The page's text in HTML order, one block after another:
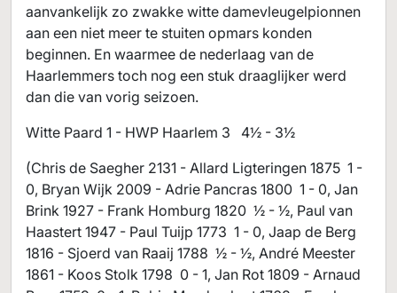
aanvankelijk zo zwakke witte damevleugelpionnen
aan een niet meer te stuiten opmars konden
beginnen. En waarmee de nederlaag van de
Haarlemmers toch nog een stuk draaglijker werd
dan die van vorig seizoen.
Witte Paard 1 - HWP Haarlem 3 4½ - 3½
(Chris de Saegher 2131 - Allard Ligteringen 1875 1 -
0, Bryan Wijk 2009 - Adrie Pancras 1800 1 - 0, Jan
Brink 1927 - Frank Homburg 1820 ½ - ½, Paul van
Haastert 1947 - Paul Tuijp 1773 1 - 0, Jaap de Berg
1816 - Sjoerd van Raaij 1788 ½ - ½, André Meester
1861 - Koos Stolk 1798 0 - 1, Jan Rot 1809 - Arnaud